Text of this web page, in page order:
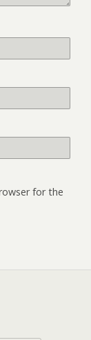
for the